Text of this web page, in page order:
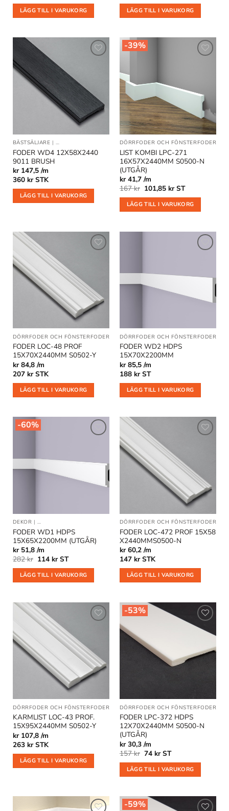
LÄGG TILL I VARUKORG LÄGG TILL I VARUKORG
önskelistan
BÄSTSÄLJARE | DÖRRFODER OCH FÖNSTERFODER
FODER WD4 12X58X2440
9011 BRUSH
kr 147,5 /m
360 kr STK
LÄGG TILL I VARUKORG
-39%
önskelistan
DÖRRFODER OCH FÖNSTERFODER
LIST KOMBI LPC-271
16X57X2440MM S0500-N
(UTGÅR)
kr 41,7 /m
167kr Det
ursprungliga
priset
var:
167 kr.
101,85 krDet
priset
är:
101,85 kr.
ST
LÄGG TILL I VARUKORG
önskelistan
DÖRRFODER OCH FÖNSTERFODER
FODER LOC-48 PROF
15X70X2440MM S0502-Y
kr 84,8 /m
207 kr STK
LÄGG TILL I VARUKORG
DÖRRFODER OCH FÖNSTERFODER
FODER WD2 HDPS
15X70X2200MM
kr 85,5 /m
188 kr ST
LÄGG TILL I VARUKORG
-60%
DEKOR | DEKORLIST OCH VÄGGLISTER |DÖRRFODER OCH FÖNSTERFODER
FODER WD1 HDPS
15X65X2200MM (UTGÅR)
kr 51,8 /m
282kr Det
priset
var:
282 kr.
114 krDet
priset
är:
114 kr.
ST
LÄGG TILL I VARUKORG
önskelistan
DÖRRFODER OCH FÖNSTERFODER
FODER LOC-472 PROF 15X58
X2440MMS0500-N
kr 60,2 /m
147 kr STK
LÄGG TILL I VARUKORG
önskelistan
DÖRRFODER OCH FÖNSTERFODER
KARMLIST LOC-43 PROF.
15X95X2440MM S0502-Y
kr 107,8 /m
263 kr STK
LÄGG TILL I VARUKORG
-53%
önskelistan
DÖRRFODER OCH FÖNSTERFODER
FODER LPC-372 HDPS
12X70X2440MM S0500-N
(UTGÅR)
kr 30,3 /m
157kr Det
ursprungliga
priset
var:
157 kr.
74 krDet
nuvarande
priset
är:
74 kr.
ST
LÄGG TILL I VARUKORG
-59%